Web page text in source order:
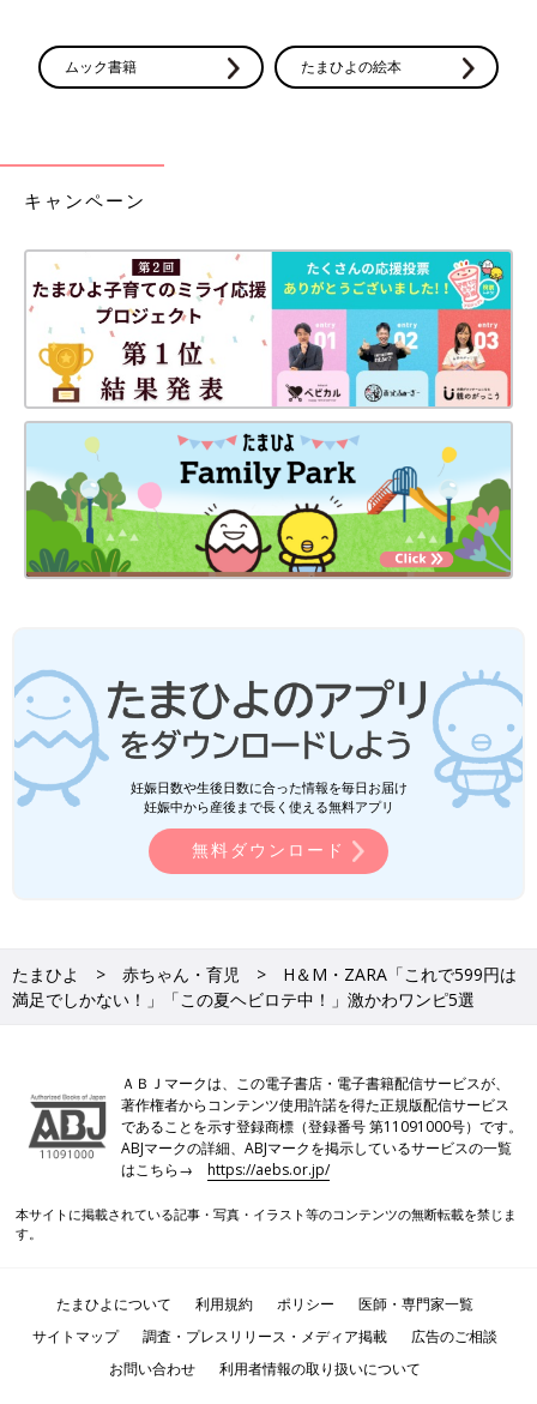
ムック書籍 たまひよの絵本
キャンペーン
妊娠日数や生後日数に合った情報を毎日お届け
妊娠中から産後まで長く使える無料アプリ
無料ダウンロード
たまひよ 赤ちゃん・育児
H＆М・ZARA「これで599円は
満足でしかない！」「この夏ヘビロテ中！」激かわワンピ5選
ＡＢＪマークは、この電子書店・電子書籍配信サービスが、
著作権者からコンテンツ使用許諾を得た正規版配信サービス
であることを示す登録商標（登録番号 第11091000号）です。
ABJマークの詳細、ABJマークを掲示しているサービスの一覧
はこちら→https://aebs.or.jp/
本サイトに掲載されている記事・写真・イラスト等のコンテンツの無断転載を禁じま
す。
たまひよについて 利用規約 ポリシー
医師・専門家一覧
サイトマップ
調査・プレスリリース・メディア掲載
広告のご相談
お問い合わせ
利用者情報の取り扱いについて